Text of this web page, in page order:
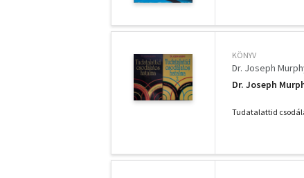
KÖNYV
Dr. Joseph
Dr. Joseph
Tudatalattid